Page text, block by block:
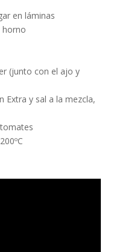
en láminas
horno
(junto con el ajo y
Extra y sal a la mezcla,